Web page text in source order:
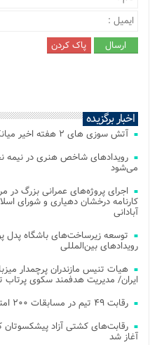
اخبار برگزیده
آتش‌ سوزی‌ های ۲ هفته اخیر میانکاله عمدی بود
می‌شود
اجرای پروژه‌های عمرانی بزرگ
کارنامه درخشان دهیاری و شورای
آبادانی
توسعه زیرساخت‌های باشگاه پدل
رویدادهای بین‌المللی
هیات تنیس مازندران پرچمدار
ایران/ مدیریت هدفمند سکوی پرتاب
رقابت ۴۹ تیم در مسابقات ۲۰۰ امتیازی تنیس ساحلی کشور در مازندران
آغاز شد